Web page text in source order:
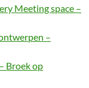
Meeting space –
–
Broek op